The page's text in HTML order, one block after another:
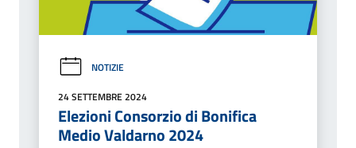
NOTIZIE
24 SETTEMBRE 2024
Elezioni Consorzio di Bonifica
Medio Valdarno 2024